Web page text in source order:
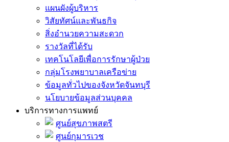
แผนผังผู้บริหาร
วิสัยทัศน์และพันธกิจ
สิ่งอำนวยความสะดวก
รางวัลที่ได้รับ
เทคโนโลยีเพื่อการรักษาผู้ป่วย
กลุ่มโรงพยาบาลเครือข่าย
ข้อมูลทั่วไปของจังหวัดจันทบุรี
นโยบายข้อมูลส่วนบุคคล
บริการทางการแพทย์
ศูนย์สุขภาพสตรี
ศูนย์กุมารเวช